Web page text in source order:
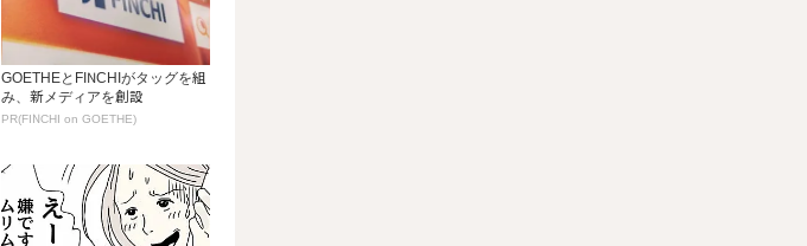
GOETHEとFINCHIがタッグを組
み、新メディアを創設
PR(FINCHI on GOETHE)